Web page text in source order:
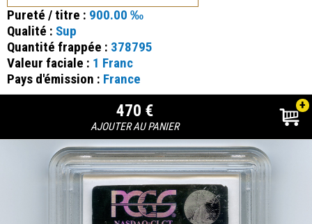
Pureté / titre : 900.00 ‰
Qualité : Sup
Quantité frappée : 378795
Valeur faciale : 1 Franc
Pays d'émission : France
470 €
AJOUTER AU PANIER
+